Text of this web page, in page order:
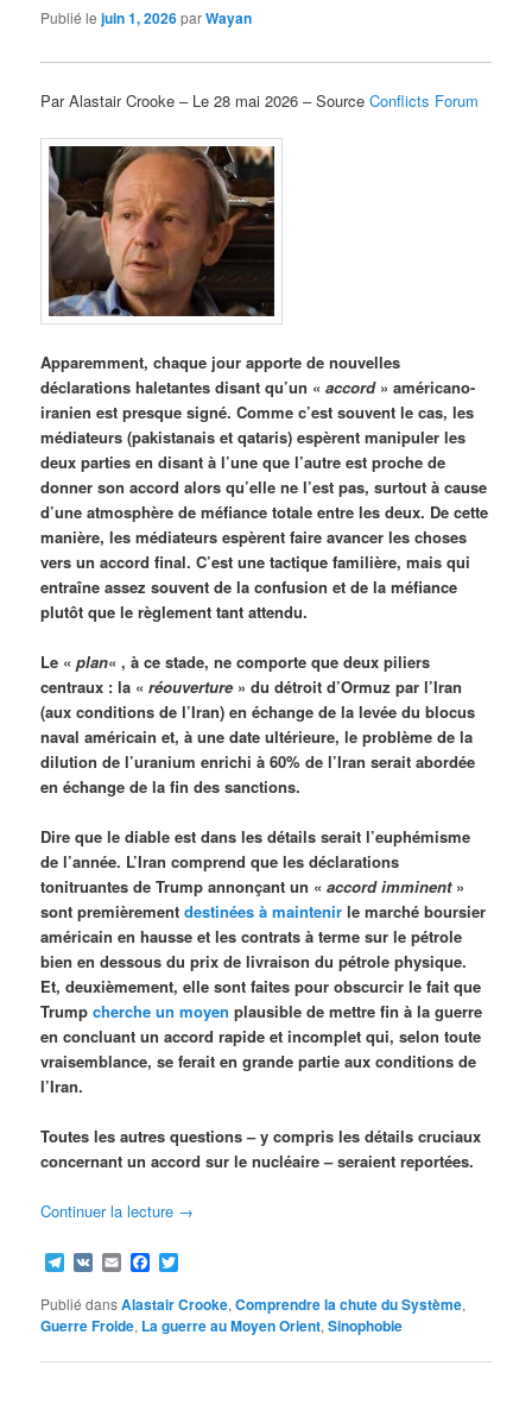
Publié lejuin 1, 2026parWayan
Par Alastair Crooke – Le 28 mai 2026 – SourceConflicts Forum
Apparemment, chaque jour apporte de nouvelles
déclarations haletantes disant qu’un «accord» américano-
iranien est presque signé. Comme c’est souvent le cas, les
médiateurs (pakistanais et qataris) espèrent manipuler les
deux parties en disant à l’une que l’autre est proche de
donner son accord alors qu’elle ne l’est pas, surtout à cause
d’une atmosphère de méfiance totale entre les deux. De cette
manière, les médiateurs espèrent faire avancer les choses
vers un accord final. C’est une tactique familière, mais qui
entraîne assez souvent de la confusion et de la méfiance
plutôt que le règlement tant attendu.
Le «plan« , à ce stade, ne comporte que deux piliers
centraux : la «réouverture » du détroit d’Ormuz par l’Iran
(aux conditions de l’Iran) en échange de la levée du blocus
naval américain et, à une date ultérieure, le problème de la
dilution de l’uranium enrichi à 60% de l’Iran serait abordée
en échange de la fin des sanctions.
Dire que le diable est dans les détails serait l’euphémisme
de l’année. L’Iran comprend que les déclarations
tonitruantes de Trump annonçant un «accord imminent»
sont premièrementdestinées à maintenir le marché boursier
américain en hausse et les contrats à terme sur le pétrole
bien en dessous du prix de livraison du pétrole physique.
Et, deuxièmement, elle sont faites pour obscurcir le fait que
Trump cherche un moyen plausible de mettre fin à la guerre
en concluant un accord rapide et incomplet qui, selon toute
vraisemblance, se ferait en grande partie aux conditions de
l’Iran.
Toutes les autres questions – y compris les détails cruciaux
concernant un accord sur le nucléaire – seraient reportées.
Continuer la lecture →
Telegram
VK EmailFacebook
Publié dansAlastair Crooke,Comprendre la chute du Système,
Guerre Froide, La guerre au Moyen Orient,Sinophobie